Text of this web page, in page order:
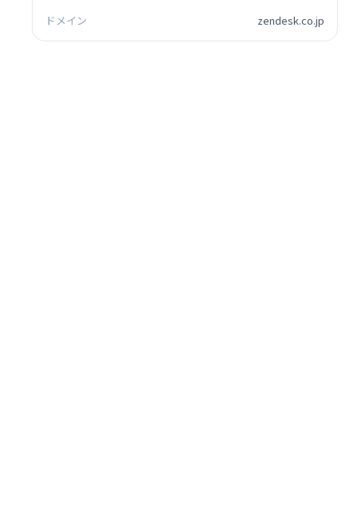
ドメイン zendesk.co.jp